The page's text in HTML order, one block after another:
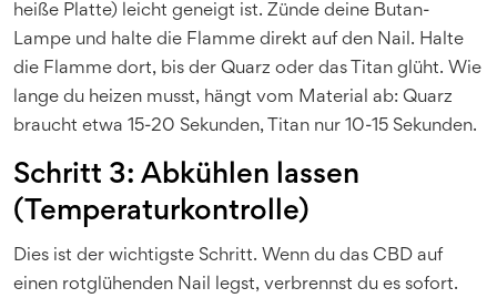
heiße Platte) leicht geneigt ist. Zünde deine Butan-
Lampe und halte die Flamme direkt auf den Nail. Halte
die Flamme dort, bis der Quarz oder das Titan glüht. Wie
lange du heizen musst, hängt vom Material ab: Quarz
braucht etwa 15-20 Sekunden, Titan nur 10-15 Sekunden.
Schritt 3: Abkühlen lassen
(Temperaturkontrolle)
Dies ist der wichtigste Schritt. Wenn du das CBD auf
einen rotglühenden Nail legst, verbrennst du es sofort.